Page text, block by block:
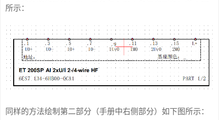
所示：
同样的方法绘制第二部分（手册中右侧部分）如下图所示：